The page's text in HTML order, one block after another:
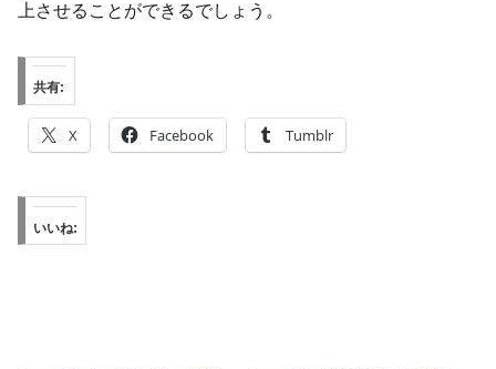
上させることができるでしょう。
共有:
X Facebook Tumblr
いいね: